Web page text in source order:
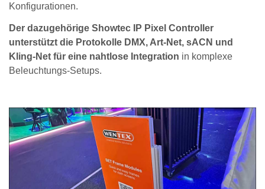
Konfigurationen.
Der dazugehörige Showtec IP Pixel Controller
unterstützt die Protokolle DMX, Art-Net, sACN und
Kling-Net für eine nahtlose Integration in komplexe
Beleuchtungs-Setups.